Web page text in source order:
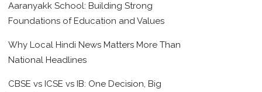
Aaranyakk School: Building Strong
Foundations of Education and Values
Why Local Hindi News Matters More Than
National Headlines
CBSE vs ICSE vs IB: One Decision, Big